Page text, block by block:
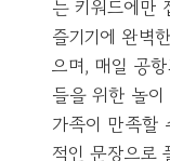
는 키워드에만
즐기기에 완벽
으며, 매일 공
들을 위한 놀
가족이 만족할
적인 문장으로